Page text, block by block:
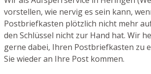
vorstellen, wie nervig es sein kann,
Postbriefkasten plötzlich nicht mehr
den Schlüssel nicht zur Hand hat. Wir
gerne dabei, Ihren Postbriefkasten zu
Sie wieder an Ihre Post kommen.